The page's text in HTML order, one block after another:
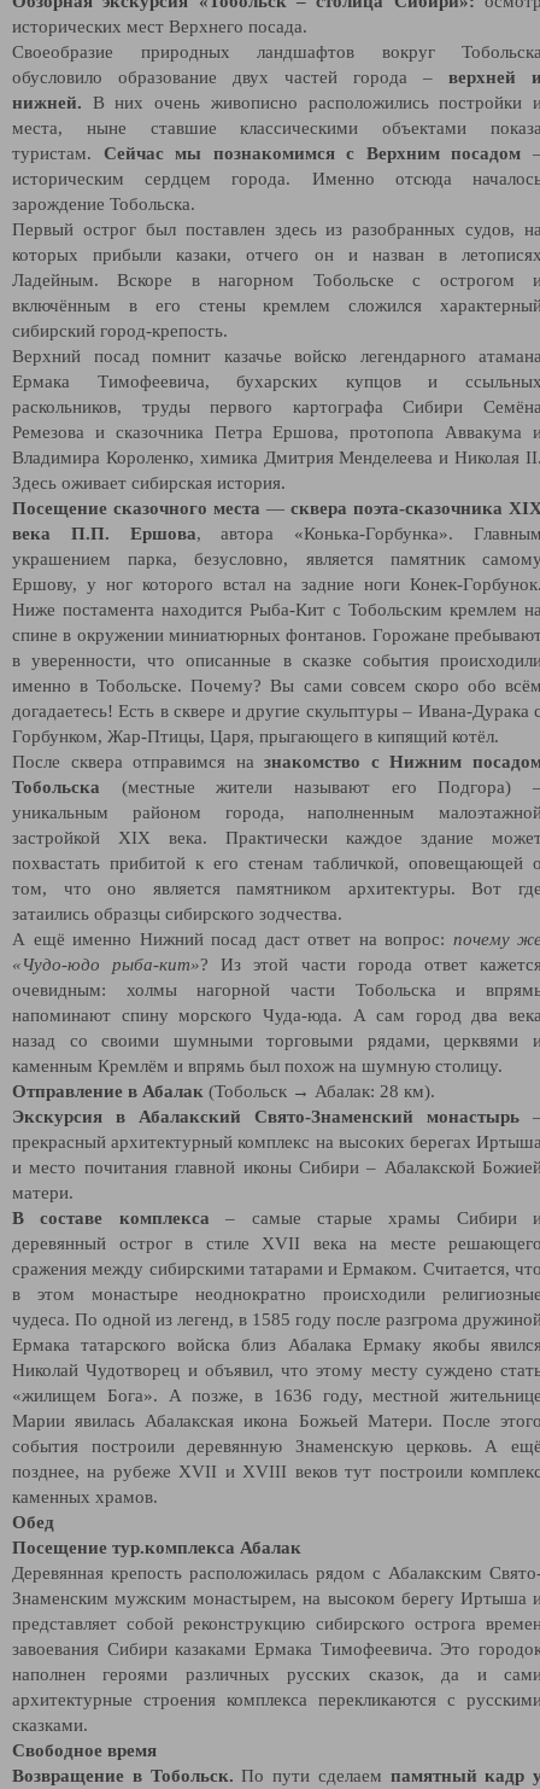
исторических мест Верхнего посада.
Своеобразие природных ландшафтов вокруг
обусловило образование двух частей города – верхней
нижней. В них очень живописно расположились постройки
места, ныне ставшие классическими объектами
туристам. Сейчас мы познакомимся с Верхним посадом
историческим сердцем города. Именно отсюда
зарождение Тобольска.
Первый острог был поставлен здесь из разобранных судов,
которых прибыли казаки, отчего он и назван в
Ладейным. Вскоре в нагорном Тобольске с острогом
включённым в его стены кремлем сложился
сибирский город-крепость.
Верхний посад помнит казачье войско легендарного
Ермака Тимофеевича, бухарских купцов и
раскольников, труды первого картографа Сибири
Ремезова и сказочника Петра Ершова, протопопа Аввакума
Владимира Короленко, химика Дмитрия Менделеева и Николая
Здесь оживает сибирская история.
Посещение сказочного места — сквера поэта-сказочника
века П.П. Ершова, автора «Конька-Горбунка».
украшением парка, безусловно, является памятник
Ершову, у ног которого встал на задние ноги Конек-
Ниже постамента находится Рыба-Кит с Тобольским кремлем
спине в окружении миниатюрных фонтанов. Горожане
в уверенности, что описанные в сказке события
именно в Тобольске. Почему? Вы сами совсем скоро обо
догадаетесь! Есть в сквере и другие скульптуры – Ивана-Дурака
Горбунком, Жар-Птицы, Царя, прыгающего в кипящий котёл.
После сквера отправимся назнакомство с Нижним
Тобольска (местные жители называют его Подгора)
уникальным районом города, наполненным
застройкой XIX века. Практически каждое здание
похвастать прибитой к его стенам табличкой, оповещающей
том, что оно является памятником архитектуры. Вот
затаились образцы сибирского зодчества.
А ещё именно Нижний посад даст ответ на вопрос: почему
«Чудо-юдо рыба-кит»? Из этой части города ответ
очевидным: холмы нагорной части Тобольска и
напоминают спину морского Чуда-юда. А сам город два
назад со своими шумными торговыми рядами, церквями
каменным Кремлём и впрямь был похож на шумную столицу.
Отправление в Абалак (Тобольск → Абалак: 28 км).
Экскурсия в Абалакский Свято-Знаменский монастырь
прекрасный архитектурный комплекс на высоких берегах
и место почитания главной иконы Сибири – Абалакской
матери.
В составе комплекса – самые старые храмы Сибири
деревянный острог в стиле XVII века на месте
сражения между сибирскими татарами и Ермаком. Считается,
в этом монастыре неоднократно происходили
чудеса. По одной из легенд, в 1585 году после разгрома
Ермака татарского войска близ Абалака Ермаку якобы
Николай Чудотворец и объявил, что этому месту суждено
«жилищем Бога». А позже, в 1636 году, местной
Марии явилась Абалакская икона Божьей Матери. После
события построили деревянную Знаменскую церковь. А
позднее, на рубеже XVII и XVIII веков тут построили
каменных храмов.
Обед
Посещение тур.комплекса Абалак
Деревянная крепость расположилась рядом с Абалакским
Знаменским мужским монастырем, на высоком берегу Иртыша
представляет собой реконструкцию сибирского острога
завоевания Сибири казаками Ермака Тимофеевича. Это
наполнен героями различных русских сказок, да и
архитектурные строения комплекса перекликаются с
сказками.
Свободное время
Возвращение в Тобольск. По пути сделаем памятный кадр